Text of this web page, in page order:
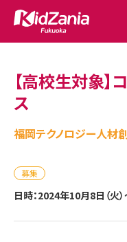
【高校生対象】
ス
福岡テクノロジー人
募集
日時：2024年10月8日（火